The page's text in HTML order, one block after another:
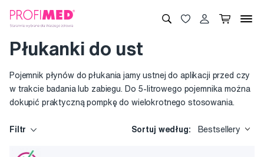
Płukanki do ust
Pojemnik płynów do płukania jamy ustnej do aplikacji przed czy
w trakcie badania lub zabiegu. Do 5-litrowego pojemnika można
dokupić praktyczną pompkę do wielokrotnego stosowania.
Filtr Sortuj według: Bestsellery